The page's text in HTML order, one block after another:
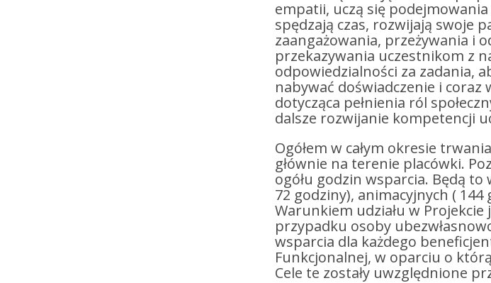
empatii, uczą się
spędzają czas, rozwijają swoje
zaangażowania, przeżywania i
przekazywania uczestnikom z
odpowiedzialności za zadania,
nabywać doświadczenie i coraz
dotycząca pełnienia ról
dalsze rozwijanie kompetencji
Ogółem w całym okresie
głównie na terenie placówki.
ogółu godzin wsparcia. Będą
72 godziny), animacyjnych (
Warunkiem udziału w
przypadku osoby
wsparcia dla każdego
Funkcjonalnej, w oparciu o
Cele te zostały uwzględnione